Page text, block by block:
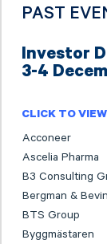
PAST
Investor
3-4
CLICK TO
Acconeer
Ascelia Pharma
B3 Consulting
Bergman &
BTS Group
Byggmästaren